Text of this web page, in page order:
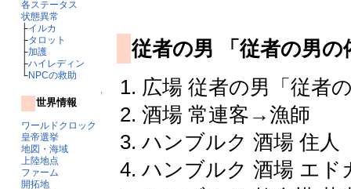
各ステータス
状態異常
├イルカ
├タロット
├加護
├ハイレディン
└NPCの救助
↑
世界情報
ワールドクロック
皇帝選挙
地図・海域
上陸地点
ファーム
開拓地
従者の男 「従者の男
広場 従者の男「従者
酒場 常連客→漁師
ハンブルク 酒場 住人
ハンブルク 酒場 エド